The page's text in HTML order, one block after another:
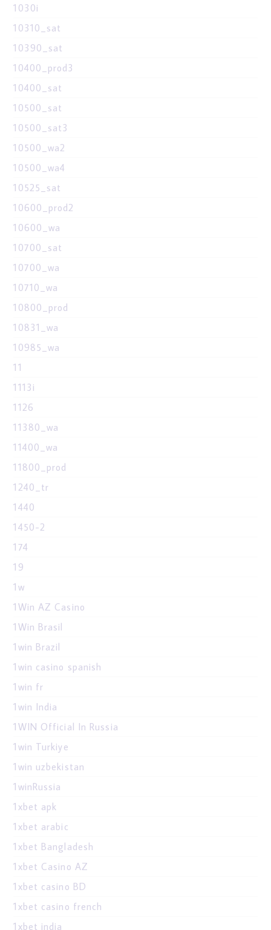
1030i
10310_sat
10390_sat
10400_prod3
10400_sat
10500_sat
10500_sat3
10500_wa2
10500_wa4
10525_sat
10600_prod2
10600_wa
10700_sat
10700_wa
10710_wa
10800_prod
10831_wa
10985_wa
11
1113i
1126
11380_wa
11400_wa
11800_prod
1240_tr
1440
1450-2
174
19
1w
1Win AZ Casino
1Win Brasil
1win Brazil
1win casino spanish
1win fr
1win India
1WIN Official In Russia
1win Turkiye
1win uzbekistan
1winRussia
1xbet apk
1xbet arabic
1xbet Bangladesh
1xbet Casino AZ
1xbet casino BD
1xbet casino french
1xbet india